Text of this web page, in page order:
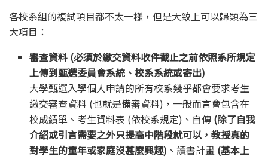
各校系組的複試項目都不太一樣，但是大致上可以歸類為三
大項目：
審查資料 (必須於繳交資料收件截止之前依照系所規定
上傳到甄選委員會系統、校系系統或寄出)
大學甄選入學個人申請的所有校系幾乎都會要求考生
繳交審查資料 (也就是備審資料)，一般而言會包含在
校成績單、考生資料表 (依校系規定)、自傳 (除了自我
介紹或引言需要之外只提高中階段就可以，教授真的
對學生的童年或家庭沒甚麼興趣) 、讀書計畫 (基本上